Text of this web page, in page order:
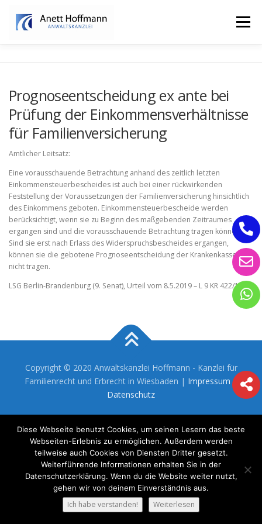
Inhalt
springen
Menü
ERBRECHT
Prognoseentscheidung ex ante bei
Prüfung der Einkommensverhältnisse
für Familienversicherung
Amtlicher Leitsatz:
Eine vorausschauende Betrachtung anhand des zeitlich letzten
Einkommensteuerbescheides ist auch bei einer rückwirkenden
Feststellung der Voraussetzungen der Familienversicherung hinsichtlich
des Einkommens geboten. Einkommensteuerbescheide werden
berücksichtigt, wenn sie zu Beginn des maßgebenden Zeitraumes
ergangen sind und die vorausschauende Betrachtung tragen können.
Sind sie erst nach Erlass des Widerspruchsbescheides ergangen,
können sie die gebotene Prognoseentscheidung der Krankenkasse
nicht tragen.
LSG Berlin-Brandenburg (9. Senat), Urteil vom 8.5.2019 – L 9 KR 422/17
Copyright © 2020 Anwaltskanzlei Hoffmann - Kanzlei für
Familienrecht und Erbrecht in Wiesbaden | Impressum |
Datenschutz
Diese Webseite benutzt Cookies, um seinen Lesern das beste
Webseiten-Erlebnis zu ermöglichen. Außerdem werden
teilweise auch Cookies von Diensten Dritter gesetzt.
Weiterführende Informationen erhalten Sie in der
Datenschutzerklärung. Wenn du die Website weiter nutzt,
gehen wir von deinem Einverständnis aus.
Ich habe verstanden! Weiterlesen